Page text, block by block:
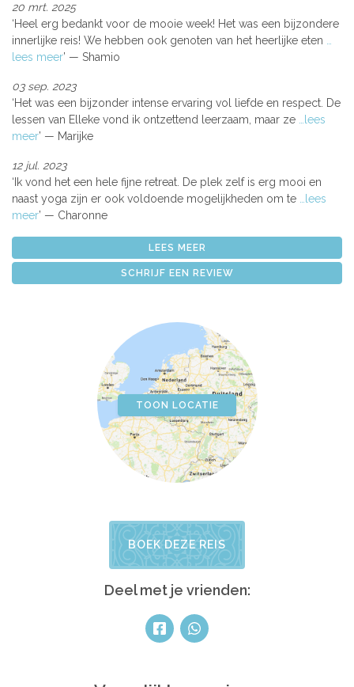
20 mrt. 2025
Heel erg bedankt voor de mooie week! Het was een bijzondere
innerlijke reis! We hebben ook genoten van het heerlijke eten
lees meer
Shamio
03 sep. 2023
Het was een bijzonder intense ervaring vol liefde en respect. De
lessen van Elleke vond ik ontzettend leerzaam, maar ze
…lees
meer
Marijke
12 jul. 2023
Ik vond het een hele fijne retreat. De plek zelf is erg mooi en
naast yoga zijn er ook voldoende mogelijkheden om te
…lees
meer
Charonne
LEES MEER
SCHRIJF EEN REVIEW
TOON LOCATIE
BOEK DEZE REIS
Deel met je vrienden: